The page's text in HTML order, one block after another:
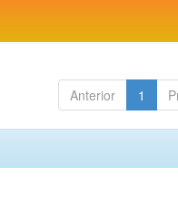
Anterior 1